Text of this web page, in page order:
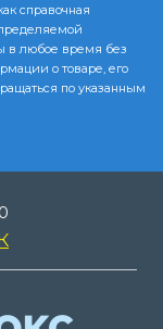
справочная
в любое время без
о товаре, его
по указанным